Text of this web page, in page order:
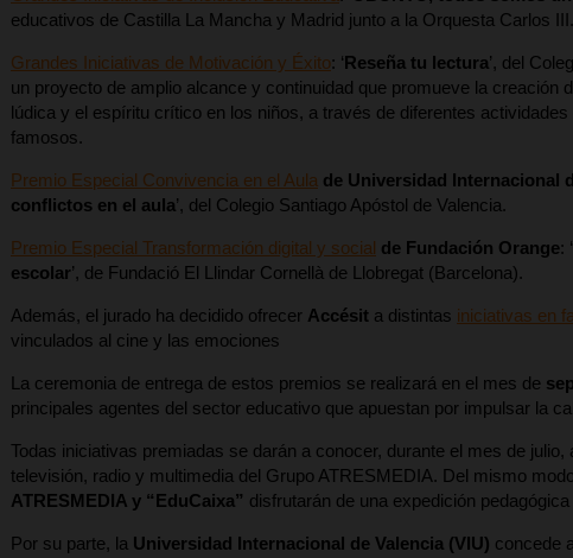
educativos de Castilla La Mancha y Madrid junto a la Orquesta Carlos III.
Grandes Iniciativas de Motivación y Éxito: ‘Reseña tu lectura’, del
un proyecto de amplio alcance y continuidad que promueve la
lúdica y el espíritu crítico en los niños, a través de diferentes
famosos.
Premio Especial Convivencia en el Aula de Universidad Internacional
conflictos en el aula’, del Colegio Santiago Apóstol de Valencia.
Premio Especial Transformación digital y social de Fundación Orange: ‘
escolar’, de Fundació El Llindar Cornellà de Llobregat (Barcelona).
Además, el jurado ha decidido ofrecer Accésit a distintas iniciativas en
vinculados al cine y las emociones
La ceremonia de entrega de estos premios se realizará en el mes de
principales agentes del sector educativo que apuestan por impulsar la
Todas iniciativas premiadas se darán a conocer, durante el mes de julio,
televisión, radio y multimedia del Grupo ATRESMEDIA. Del mismo
ATRESMEDIA y “EduCaixa” disfrutarán de una expedición
Por su parte, la Universidad Internacional de Valencia (VIU) concede